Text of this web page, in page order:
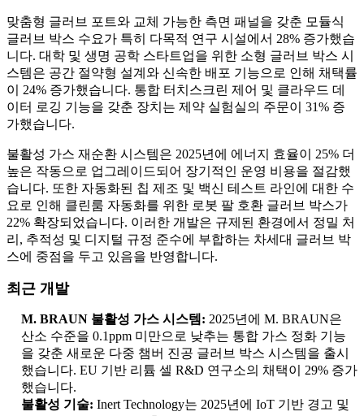
맞춤형 글러브 포트와 교체 가능한 측면 패널을 갖춘 모듈식
글러브 박스 수요가 특히 다목적 연구 시설에서 28% 증가했습
니다. 대학 및 생명 공학 스타트업을 위한 소형 글러브 박스 시
스템은 공간 절약형 설계와 신속한 배포 기능으로 인해 채택률
이 24% 증가했습니다. 통합 터치스크린 제어 및 클라우드 데
이터 로깅 기능을 갖춘 장치는 제약 실험실의 주문이 31% 증
가했습니다.
불활성 가스 재순환 시스템은 2025년에 에너지 효율이 25% 더
높은 작동으로 업그레이드되어 장기적인 운영 비용을 절감했
습니다. 또한 자동화된 칩 제조 및 백신 테스트 라인에 대한 수
요로 인해 클린룸 자동화를 위한 로봇 팔 호환 글러브 박스가
22% 확장되었습니다. 이러한 개발은 규제된 환경에서 정밀 처
리, 추적성 및 디지털 규정 준수에 부합하는 차세대 글러브 박
스에 중점을 두고 있음을 반영합니다.
최근 개발
M. BRAUN 불활성 가스 시스템: 2025년에 M. BRAUN은
산소 수준을 0.1ppm 미만으로 낮추는 통합 가스 정화 기능
을 갖춘 새로운 다중 챔버 진공 글러브 박스 시스템을 출시
했습니다. EU 기반 리튬 셀 R&D 연구소의 채택이 29% 증가
했습니다.
불활성 기술: Inert Technology는 2025년에 IoT 기반 경고 및